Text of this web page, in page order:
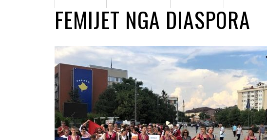
FEMIJET NGA DIASPORA
FESTIVAL